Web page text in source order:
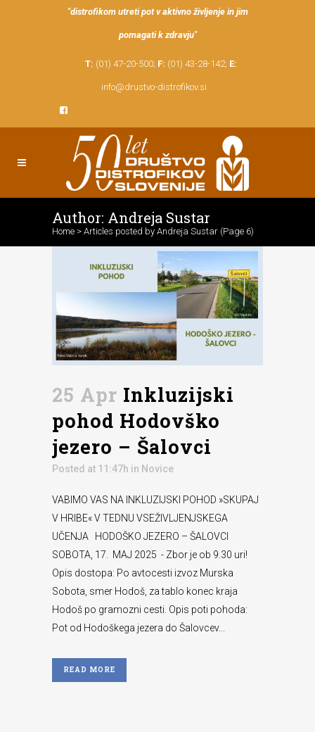
"distrofikom utreti pot v aktivno življenje in jim
pomagati k zdravju"
T: (01) 47-20-500; F: (01) 43-28-142; E:
info@drustvo-distrofikov.si
Author: Andreja Sustar
Home > Articles posted by Andreja Sustar (Page 6)
25 Apr Inkluzijski
pohod Hodovško
jezero – Šalovci
Posted at 11:47h in Novice
VABIMO VAS NA INKLUZIJSKI POHOD »SKUPAJ
V HRIBE« V TEDNU VSEŽIVLJENJSKEGA
UČENJA HODOŠKO JEZERO – ŠALOVCI
SOBOTA, 17. MAJ 2025 - Zbor je ob 9.30 uri!
Opis dostopa: Po avtocesti izvoz Murska
Sobota, smer Hodoš, za tablo konec kraja
Hodoš po gramozni cesti. Opis poti pohoda:
Pot od Hodoškega jezera do Šalovcev...
READ MORE